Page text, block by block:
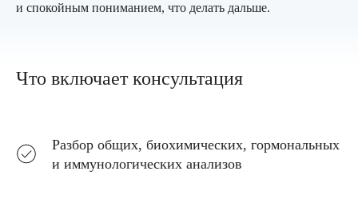
и спокойным пониманием, что делать дальше.
Что включает консультация
Разбор общих, биохимических, гормональных
и иммунологических анализов
Сделайте первый шаг к гармонии
уже сегодня — запишитесь онлайн,